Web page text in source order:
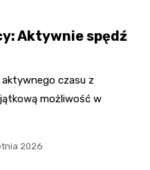
Aktywnie spędź
czasu z
możliwość w
2026